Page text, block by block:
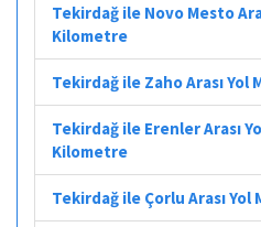
Tekirdağ ile Novo Mesto
Kilometre
Tekirdağ ile Zaho Arası
Tekirdağ ile Erenler Arası
Kilometre
Tekirdağ ile Çorlu Arası